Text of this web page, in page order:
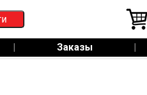
| Заказы |